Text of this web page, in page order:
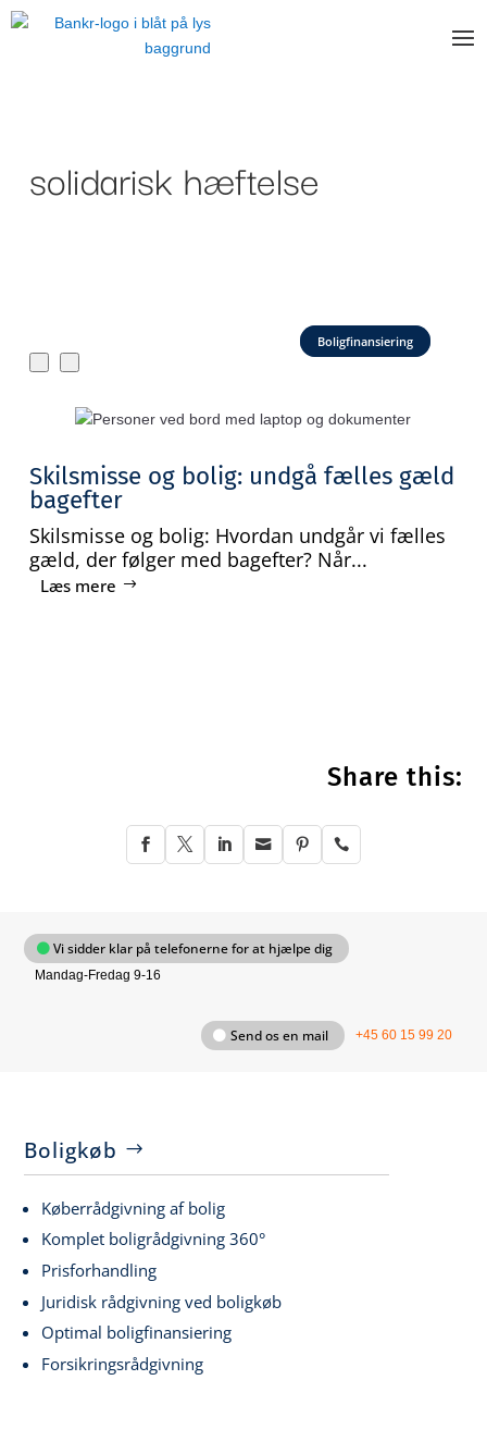
solidarisk hæftelse
Boligfinansiering
Skilsmisse og bolig: undgå fælles gæld
bagefter
Skilsmisse og bolig: Hvordan undgår vi fælles
gæld, der følger med bagefter? Når...
Læs mere
Share this:
     
Vi sidder klar på telefonerne for at hjælpe dig
Mandag-Fredag 9-16
Send os en mail +45 60 15 99 20
Boligkøb
Køberrådgivning af bolig
Komplet boligrådgivning 360°
Prisforhandling
Juridisk rådgivning ved boligkøb
Optimal boligfinansiering
Forsikringsrådgivning